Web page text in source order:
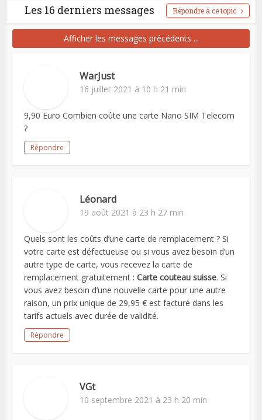
Les 16 derniers messages Répondre à ce topic
Afficher les messages précédents ...
WarJust
16 juillet 2021 à 10 h 21 min
9,90 Euro Combien coûte une carte Nano SIM Telecom
?
Répondre
Léonard
19 août 2021 à 23 h 27 min
Quels sont les coûts d’une carte de remplacement ? Si
votre carte est défectueuse ou si vous avez besoin d’un
autre type de carte, vous recevez la carte de
remplacement gratuitement :Carte couteau suisse. Si
vous avez besoin d’une nouvelle carte pour une autre
raison, un prix unique de 29,95 € est facturé dans les
tarifs actuels avec durée de validité.
Répondre
VGt
10 septembre 2021 à 23 h 20 min